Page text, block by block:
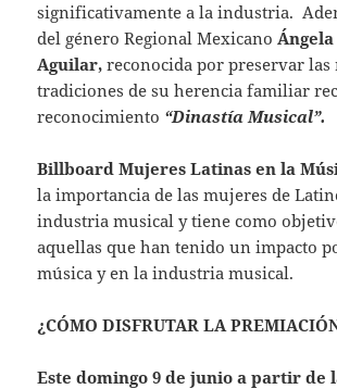
significativamente a la industria.
del género Regional MexicanoÁngela
Aguilar,reconocida por preservar las
tradiciones de su herencia familiar
reconocimiento “Dinastía Musical”.
Billboard Mujeres Latinas en la
la importancia de las mujeres de
industria musical y tiene como
aquellas que han tenido un impacto
música y en la industria musical.
¿CÓMO DISFRUTAR LA
Este domingo 9 de junio a partir de